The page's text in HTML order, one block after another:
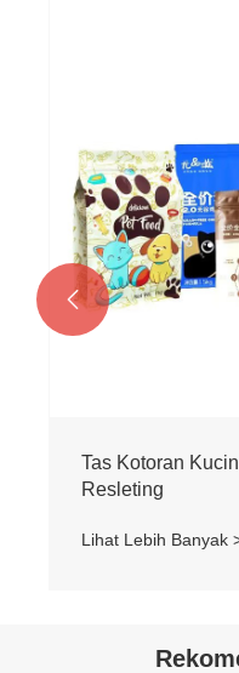
Tas Kotoran
Resleting
Lihat Lebih Banyak
